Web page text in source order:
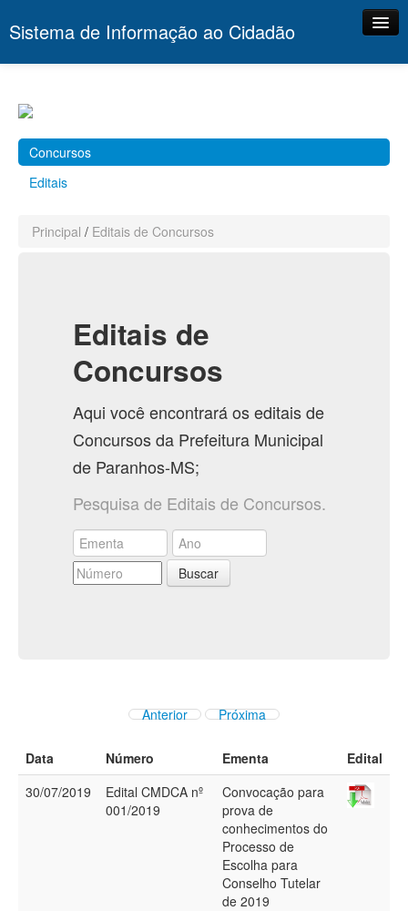
Sistema de Informação ao Cidadão
Concursos
Editais
Principal / Editais de Concursos
Editais de
Concursos
Aqui você encontrará os editais de
Concursos da Prefeitura Municipal
de Paranhos-MS;
Pesquisa de Editais de Concursos.
Buscar
Anterior Próxima
Data Número Ementa
Edital
30/07/2019
Edital CMDCA nº
001/2019
Convocação para
prova de
conhecimentos do
Processo de
Escolha para
Conselho Tutelar
de 2019